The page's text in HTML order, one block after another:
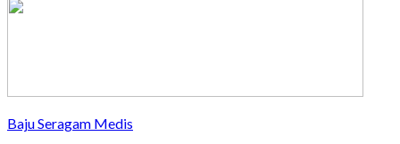
Baju Seragam Medis